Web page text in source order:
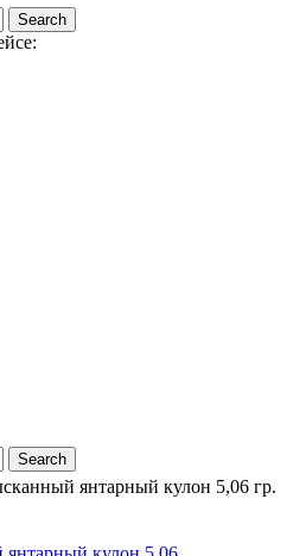
Search
Search
янтарный кулон 5,06 гр.